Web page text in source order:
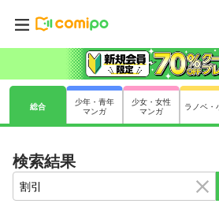
総合
少年・青年
マンガ
少女・女性
マンガ
ラノベ・
検索結果